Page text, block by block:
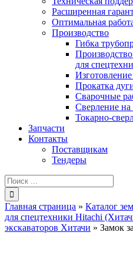
Расширенная
Оптимальная
Производство
Гибка
для
Прокатка
Сварочные
Сверление на
Токарно-
Запчасти
Контакты
Поставщикам
Тендеры
Результат
поиска:
Главная страница » Каталог
для спецтехники Hitachi
экскаваторов Хитачи » Замок